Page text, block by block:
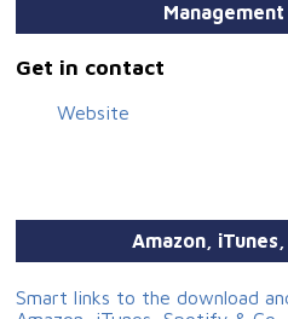
Get in contact
Website
Amazon,
Smart links to the download